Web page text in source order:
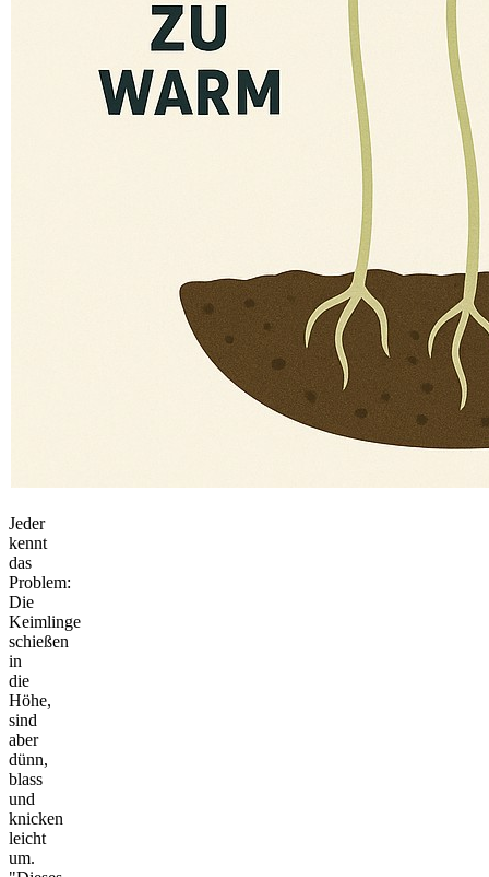
Jeder
kennt
das
Problem:
Die
Keimlinge
schießen
in
die
Höhe,
sind
aber
dünn,
blass
und
knicken
leicht
um.